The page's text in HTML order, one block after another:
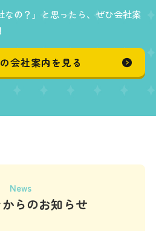
なの？」と思ったら、ぜひ会社案
会社案内を見る
News
らのお知らせ